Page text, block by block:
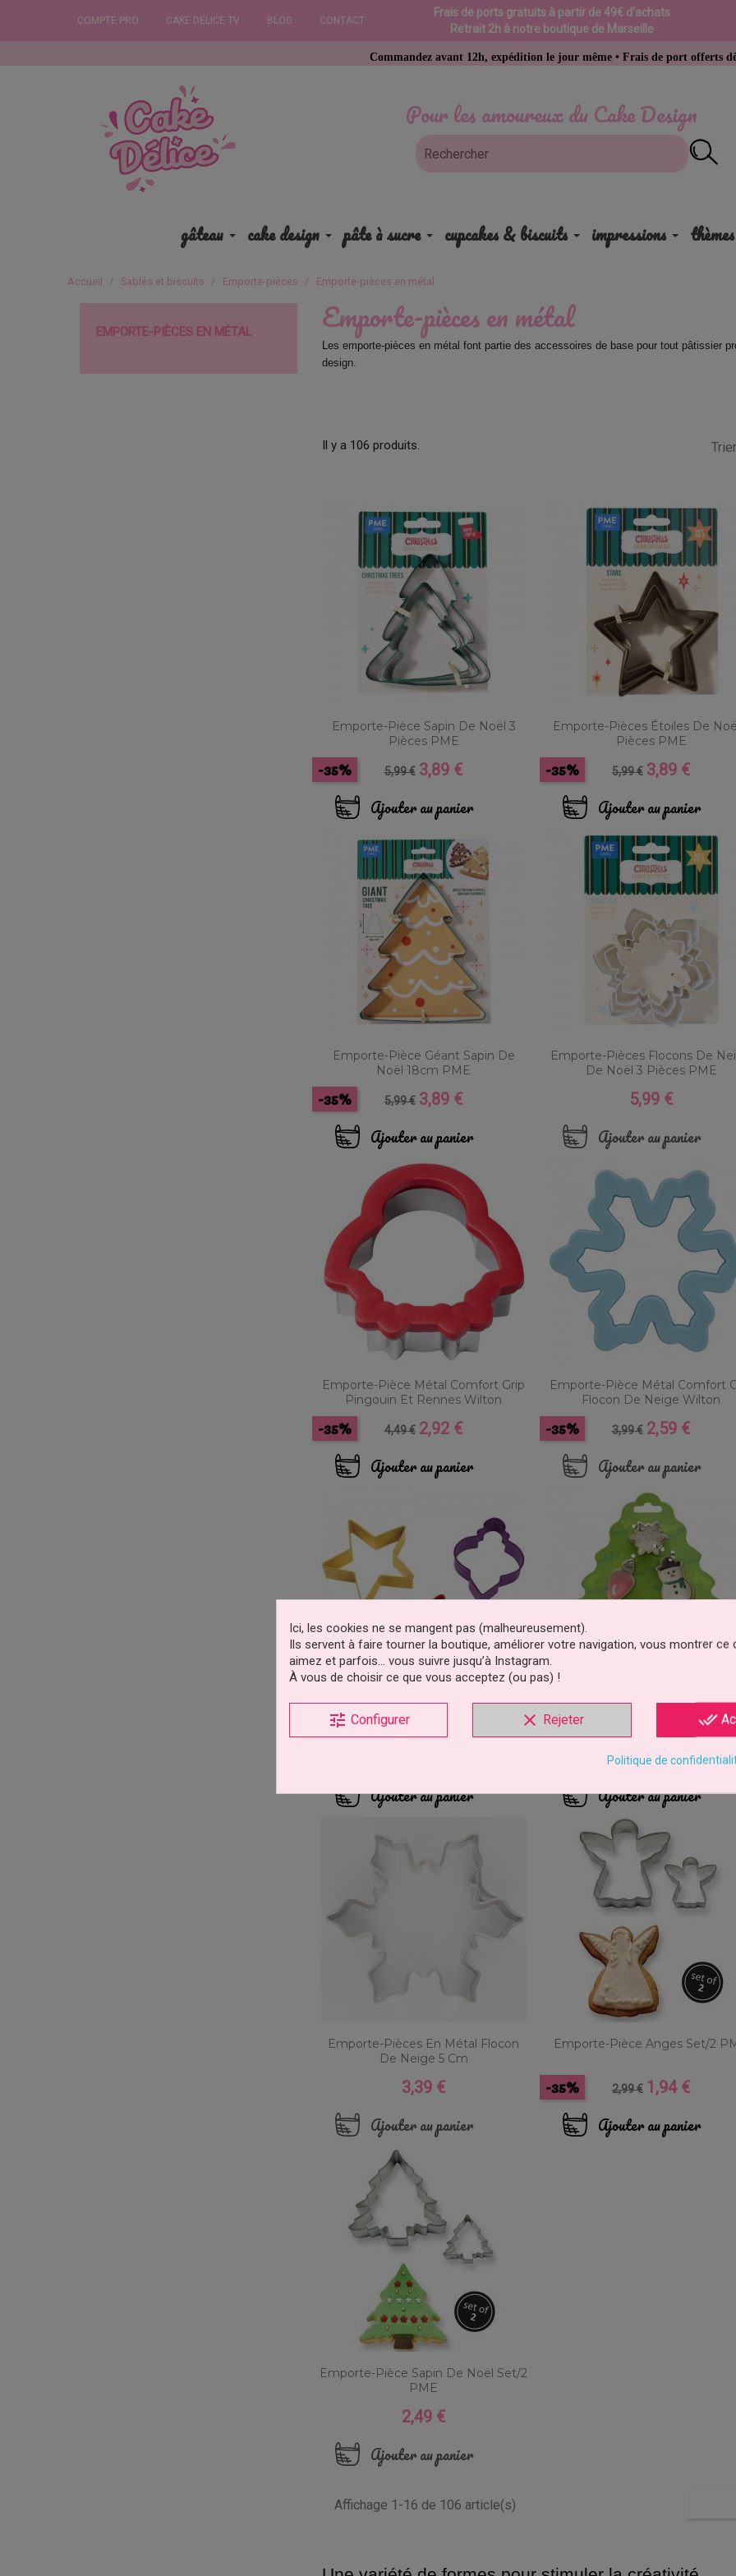
COMPTE PRO CAKE DELICE TV BLOG CONTACT
Frais de ports gratuits à partir de 49€ d'achats
Retrait 2h à notre boutique de Marseille
Pour les amoureux du Cake Design
Commandez avant 12h, expédition le jour même • Frais de port offerts dès 49 €
gâteau cake design pâte à sucre cupcakes & biscuits impressions thèmes
Accueil Sablés et biscuits Emporte-pièces Emporte-pièces en métal
EMPORTE-PIÈCES EN MÉTAL Emporte-pièces en métal
Les emporte-pièces en métal font partie des accessoires de base pour tout pâtissier
design.
Il y a 106 produits.
Emporte-Pièce Sapin De Noël 3
Pièces PME
Prix
base
5,99 €
-35% Prix
3,89 €
Ajouter au panier
Emporte-Pièces Étoiles De
Pièces PME
Prix
base
5,99 €
-35% Prix
3,89 €
Ajouter au panier
Emporte-Pièce Géant Sapin De
Noël 18cm PME
Prix
base
5,99 €
-35% Prix
3,89 €
Ajouter au panier
Emporte-Pièces Flocons De
De Noël 3 Pièces PME
Prix
5,99 €
Ajouter au panier
Emporte-Pièce Métal Comfort Grip
Pingouin Et Rennes Wilton
Prix
base
4,49 €
-35% Prix
2,92 €
Ajouter au panier
Emporte-Pièce Métal Comfort
Flocon De Neige Wilton
Prix
base
3,99 €
-35% Prix
2,59 €
Ajouter au panier
Emporte-Pièce Métal Noël Déco
Set/3 Wilton
base
Ajouter au panier
Emporte-Pièce Biscuit De
Prix
base
5,25 € Prix
3,41 €
Ajouter au panier
Emporte-Pièces En Métal Flocon
De Neige 5 Cm
Prix
3,39 €
Ajouter au panier
Emporte-Pièce Anges Set/2
Prix
base
2,99 €
-35% Prix
1,94 €
Ajouter au panier
Emporte-Pièce Sapin De Noël Set/2
PME
Prix
2,49 €
Ajouter au panier
Affichage 1-16 de 106 article(s)
Ici, les cookies ne se mangent pas (malheureusement).
Ils servent à faire tourner la boutique, améliorer votre navigation, vous montrer ce
aimez et parfois… vous suivre jusqu’à Instagram.
À vous de choisir ce que vous acceptez (ou pas) !
tune Configurer clear Rejeter done_all
Politique de